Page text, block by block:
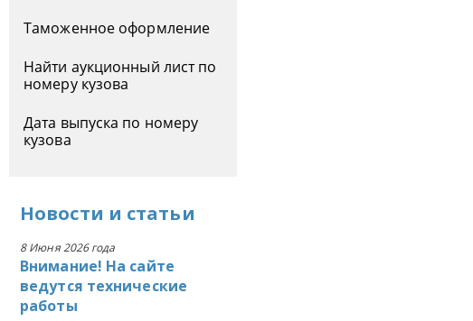
Таможенное оформление
Найти аукционный лист по
номеру кузова
Дата выпуска по номеру
кузова
Новости и статьи
8 Июня 2026 года
Внимание! На сайте
ведутся технические
работы